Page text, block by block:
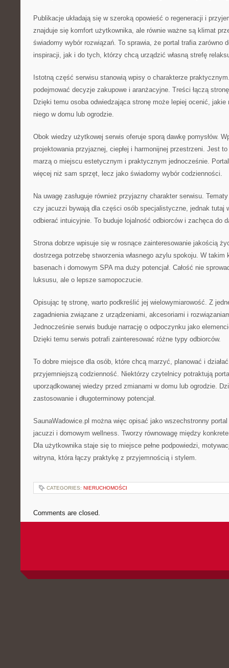
Publikacje układają się w szeroką opowieść o regeneracji i
znajduje się komfort użytkownika, ale równie ważne są klimat
świadomy wybór rozwiązań. To sprawia, że portal trafia zarówno
inspiracji, jak i do tych, którzy chcą urządzić własną strefę
Istotną część serwisu stanowią wpisy o charakterze
podejmować decyzje zakupowe i aranżacyjne. Treści łączą
Dzięki temu osoba odwiedzająca stronę może lepiej ocenić, jakie
niego w domu lub ogrodzie.
Obok wiedzy użytkowej serwis oferuje sporą dawkę pomysłów.
projektowania przyjaznej, ciepłej i harmonijnej przestrzeni. Jest
marzą o miejscu estetycznym i praktycznym jednocześnie.
więcej niż sam sprzęt, lecz jako świadomy wybór codzienności.
Na uwagę zasługuje również przyjazny charakter serwisu.
czy jacuzzi bywają dla części osób specjalistyczne, jednak tutaj
odbierać intuicyjnie. To buduje lojalność odbiorców i zachęca do
Strona dobrze wpisuje się w rosnące zainteresowanie jakością
dostrzega potrzebę stworzenia własnego azylu spokoju. W
basenach i domowym SPA ma duży potencjał. Całość nie
luksusu, ale o lepsze samopoczucie.
Opisując tę stronę, warto podkreślić jej wielowymiarowość. Z
zagadnienia związane z urządzeniami, akcesoriami i
Jednocześnie serwis buduje narrację o odpoczynku jako
Dzięki temu serwis potrafi zainteresować różne typy odbiorców.
To dobre miejsce dla osób, które chcą marzyć, planować i
przyjemniejszą codzienność. Niektórzy czytelnicy potraktują
uporządkowanej wiedzy przed zmianami w domu lub ogrodzie.
zastosowanie i długoterminowy potencjał.
SaunaWadowice.pl można więc opisać jako wszechstronny
jacuzzi i domowym wellness. Tworzy równowagę między
Dla użytkownika staje się to miejsce pełne podpowiedzi,
witryna, która łączy praktykę z przyjemnością i stylem.
CATEGORIES: NIERUCHOMOŚCI
Comments are closed.